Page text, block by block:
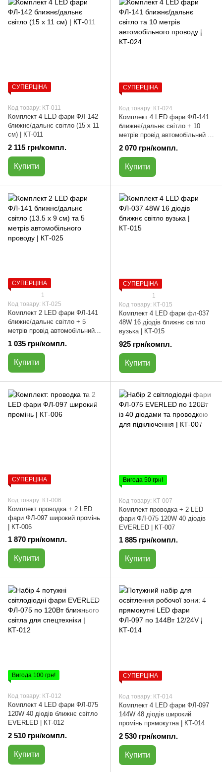
СУПЕРЦІНА
Код товару: КТ-011
Комплект 4 LED фари ФЛ-142
ближнє/дальнє світло (15 х 11
см) | КТ-011
2 115 грн/компл.
Купити
СУПЕРЦІНА
Код товару: КТ-024
Комплект 4 LED фари ФЛ-141
ближнє/дальнє світло + 10
метрів провід автомобільний |
КТ-024
2 070 грн/компл.
Купити
СУПЕРЦІНА
1
Код товару: КТ-025
Комплект 2 LED фари ФЛ-141
ближнє/дальнє світло + 5
метрів провід автомобільний |
КТ-025
1 035 грн/компл.
Купити
СУПЕРЦІНА
1
Код товару: КТ-015
Комплект 4 LED фари фл-037
48W 16 діодів ближнє світло
вузька | КТ-015
925 грн/компл.
Купити
СУПЕРЦІНА
Код товару: КТ-006
Комплект проводка + 2 LED
фари ФЛ-097 широкий промінь
| КТ-006
1 870 грн/компл.
Купити
Вигода 50 грн!
Код товару: КТ-007
Комплект проводка + 2 LED
фари ФЛ-075 120W 40 діодів
EVERLED | КТ-007
1 885 грн/компл.
Купити
Вигода 100 грн!
Код товару: КТ-012
Комплект 4 LED фари ФЛ-075
120W 40 діодів ближнє світло
EVERLED | КТ-012
2 510 грн/компл.
Купити
СУПЕРЦІНА
Код товару: КТ-014
Комплект 4 LED фари ФЛ-097
144W 48 діодів широкий
промінь прямокутна | КТ-014
2 530 грн/компл.
Купити